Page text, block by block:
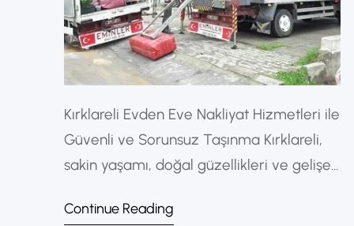
Kırklareli Evden Eve Nakliyat Hizmetleri ile
Güvenli ve Sorunsuz Taşınma Kırklareli,
sakin yaşamı, doğal güzellikleri ve gelişen
talebinin arttığı şehirler arasında yer
Continue Reading